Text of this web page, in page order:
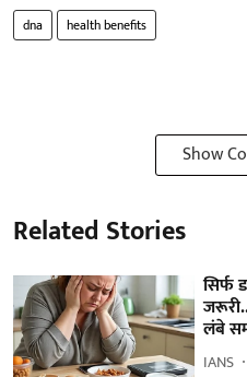
dna health benefits
Show
Related Stories
सिर्फ
लंबे
IANS